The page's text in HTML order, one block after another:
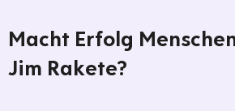
Macht Erfolg
Jim Rakete?